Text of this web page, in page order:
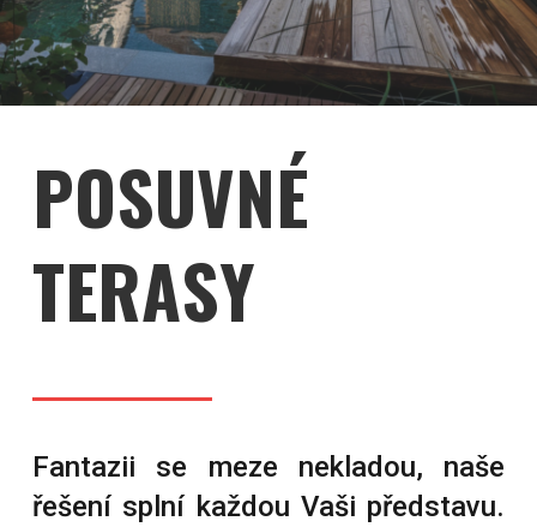
POSUVNÉ
TERASY
Fantazii se meze nekladou, naše
řešení splní každou Vaši představu.